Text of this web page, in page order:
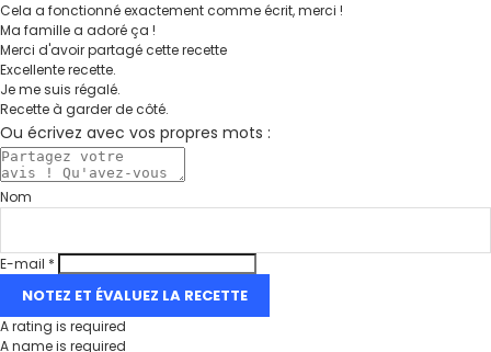
Cela a fonctionné exactement comme écrit, merci !
Ma famille a adoré ça !
Merci d'avoir partagé cette recette
Excellente recette.
Je me suis régalé.
Recette à garder de côté.
Ou écrivez avec vos propres mots :
Nom
E-mail *
NOTEZ ET ÉVALUEZ LA RECETTE
A rating is required
A name is required